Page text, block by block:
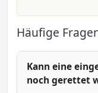
Häufige
Kann eine
noch gerettet